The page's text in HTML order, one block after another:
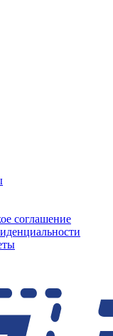
соглашение